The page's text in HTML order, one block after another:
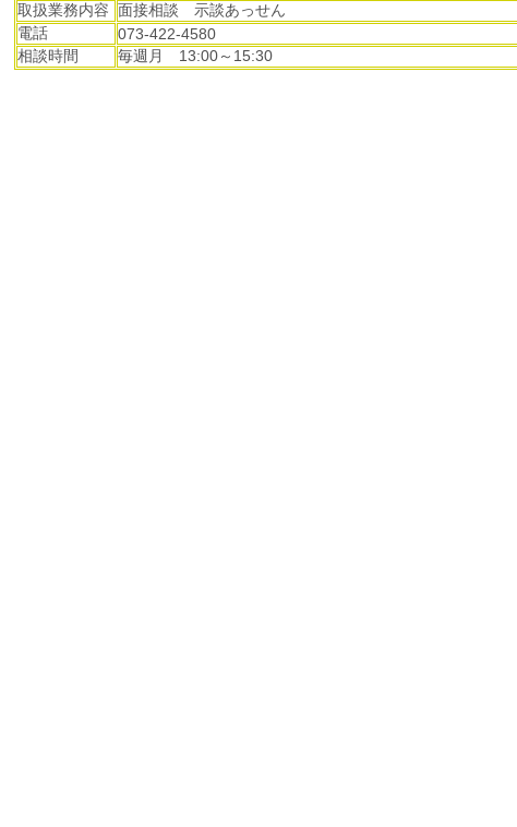
取扱業務内容 面接相談 示談あっせん
電話
073-422-4580
相談時間
毎週月 13:00～15:30